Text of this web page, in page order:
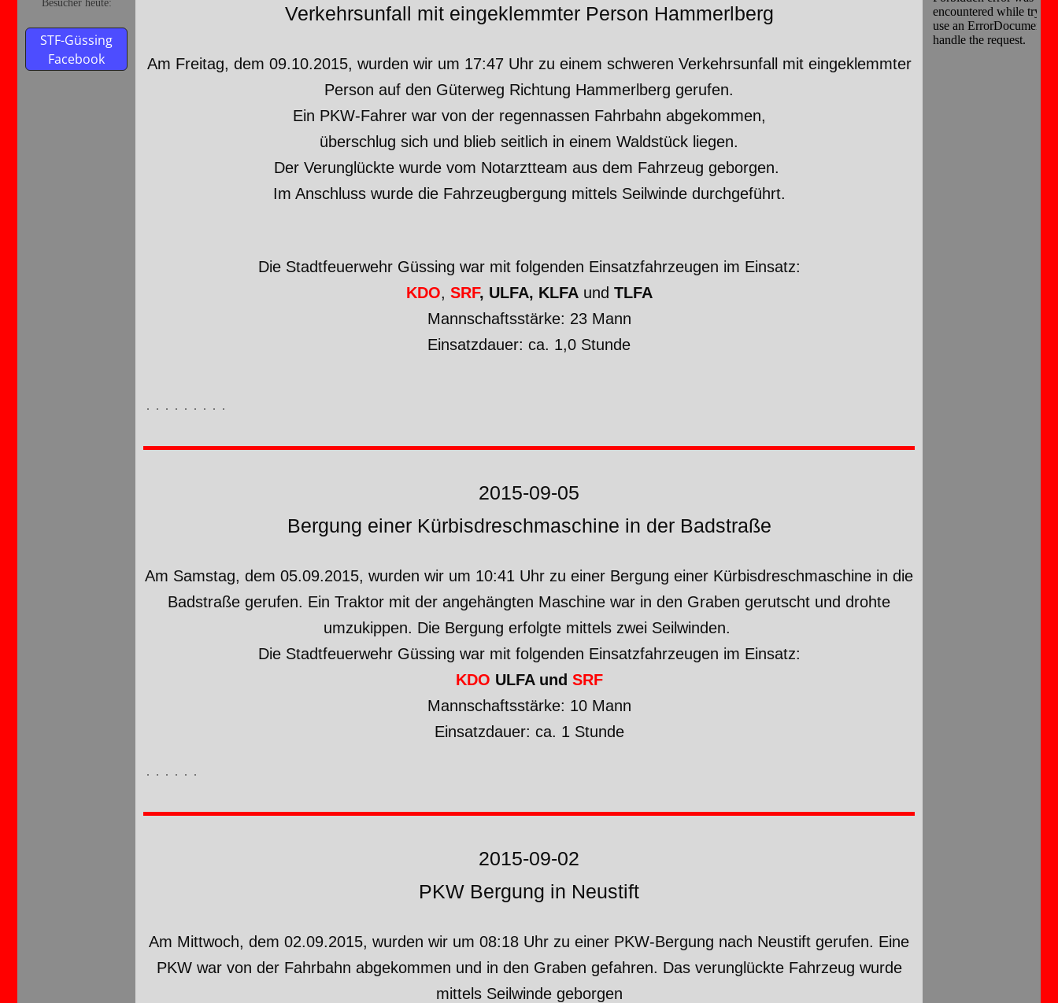
Besucher heute:
STF-Güssing
Facebook
Verkehrsunfall mit eingeklemmter Person Hammerlberg
Am Freitag, dem 09.10.2015, wurden wir um 17:47 Uhr zu einem schweren Verkehrsunfall mit eingeklemmter
Person auf den Güterweg Richtung Hammerlberg gerufen.
Ein PKW-Fahrer war von der regennassen Fahrbahn abgekommen,
überschlug sich und blieb seitlich in einem Waldstück liegen.
Der Verunglückte wurde vom Notarztteam aus dem Fahrzeug geborgen.
Im Anschluss wurde die Fahrzeugbergung mittels Seilwinde durchgeführt.
Die Stadtfeuerwehr Güssing war mit folgenden Einsatzfahrzeugen im Einsatz:
KDO, SRF, ULFA, KLFA und TLFA
Mannschaftsstärke: 23 Mann
Einsatzdauer: ca. 1,0 Stunde
2015-09-05
Bergung einer Kürbisdreschmaschine in der Badstraße
Am Samstag, dem 05.09.2015, wurden wir um 10:41 Uhr zu einer Bergung einer Kürbisdreschmaschine in die
Badstraße gerufen. Ein Traktor mit der angehängten Maschine war in den Graben gerutscht und drohte
umzukippen. Die Bergung erfolgte mittels zwei Seilwinden.
Die Stadtfeuerwehr Güssing war mit folgenden Einsatzfahrzeugen im Einsatz:
KDO ULFA und SRF
Mannschaftsstärke: 10 Mann
Einsatzdauer: ca. 1 Stunde
2015-09-02
PKW Bergung in Neustift
Am Mittwoch, dem 02.09.2015, wurden wir um 08:18 Uhr zu einer PKW-Bergung nach Neustift gerufen. Eine
PKW war von der Fahrbahn abgekommen und in den Graben gefahren. Das verunglückte Fahrzeug wurde
mittels Seilwinde geborgen